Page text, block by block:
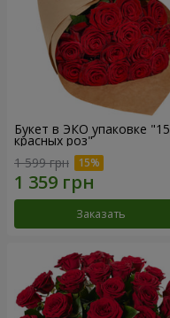
Букет в ЭКО упаковке "15
красных роз"
1 599 грн
Заказать